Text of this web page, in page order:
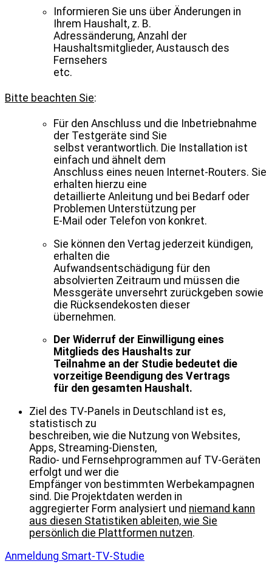
Informieren Sie uns über Änderungen in
Ihrem Haushalt, z. B.
Adressänderung, Anzahl der
Haushaltsmitglieder, Austausch des
Fernsehers
etc.
Bitte beachten Sie:
Für den Anschluss und die Inbetriebnahme
der Testgeräte sind Sie
selbst verantwortlich. Die Installation ist
einfach und ähnelt dem
Anschluss eines neuen Internet-Routers. Sie
erhalten hierzu eine
detaillierte Anleitung und bei Bedarf oder
Problemen Unterstützung per
E-Mail oder Telefon von konkret.
Sie können den Vertag jederzeit kündigen,
erhalten die
Aufwandsentschädigung für den
absolvierten Zeitraum und müssen die
Messgeräte unversehrt zurückgeben sowie
die Rücksendekosten dieser
übernehmen.
Der Widerruf der Einwilligung eines
Mitglieds des Haushalts zur
Teilnahme an der Studie bedeutet die
vorzeitige Beendigung des Vertrags
für den gesamten Haushalt.
Ziel des TV-Panels in Deutschland ist es,
statistisch zu
beschreiben, wie die Nutzung von Websites,
Apps, Streaming-Diensten,
Radio- und Fernsehprogrammen auf TV-Geräten
erfolgt und wer die
Empfänger von bestimmten Werbekampagnen
sind. Die Projektdaten werden in
aggregierter Form analysiert und niemand kann
aus diesen Statistiken ableiten, wie Sie
persönlich die Plattformen nutzen.
Anmeldung Smart-TV-Studie